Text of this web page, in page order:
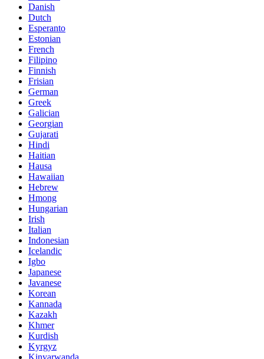
Danish
Dutch
Esperanto
Estonian
French
Filipino
Finnish
Frisian
German
Greek
Galician
Georgian
Gujarati
Hindi
Haitian
Hausa
Hawaiian
Hebrew
Hmong
Hungarian
Irish
Italian
Indonesian
Icelandic
Igbo
Japanese
Javanese
Korean
Kannada
Kazakh
Khmer
Kurdish
Kyrgyz
Kinyarwanda